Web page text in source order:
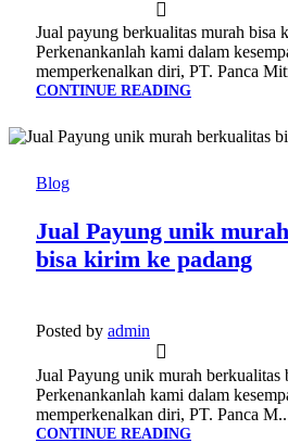
Jual payung berkualitas murah bisa
Perkenankanlah kami dalam
memperkenalkan diri, PT. Panca
CONTINUE READING
JAN
Blog
Jual Payung unik
bisa kirim ke padang
Posted by admin
Jual Payung unik murah berkualitas
Perkenankanlah kami dalam
memperkenalkan diri, PT. Panca
CONTINUE READING